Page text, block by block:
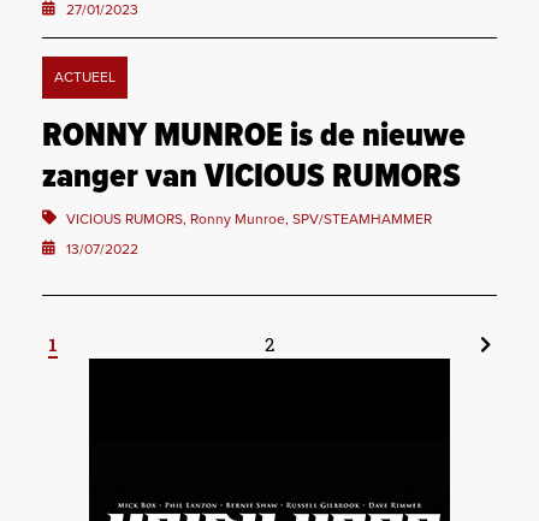
27/01/2023
ACTUEEL
RONNY MUNROE is de nieuwe
zanger van VICIOUS RUMORS
VICIOUS RUMORS, Ronny Munroe, SPV/STEAMHAMMER
13/07/2022
1 2